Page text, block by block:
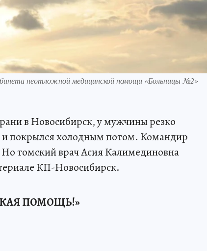
неотложной медицинской помощи «Больницы №2»
в Новосибирск, у мужчины резко
и покрылся холодным потом. Командир
томский врач Асия Калимединовна
КП-Новосибирск.
ПОМОЩЬ!»